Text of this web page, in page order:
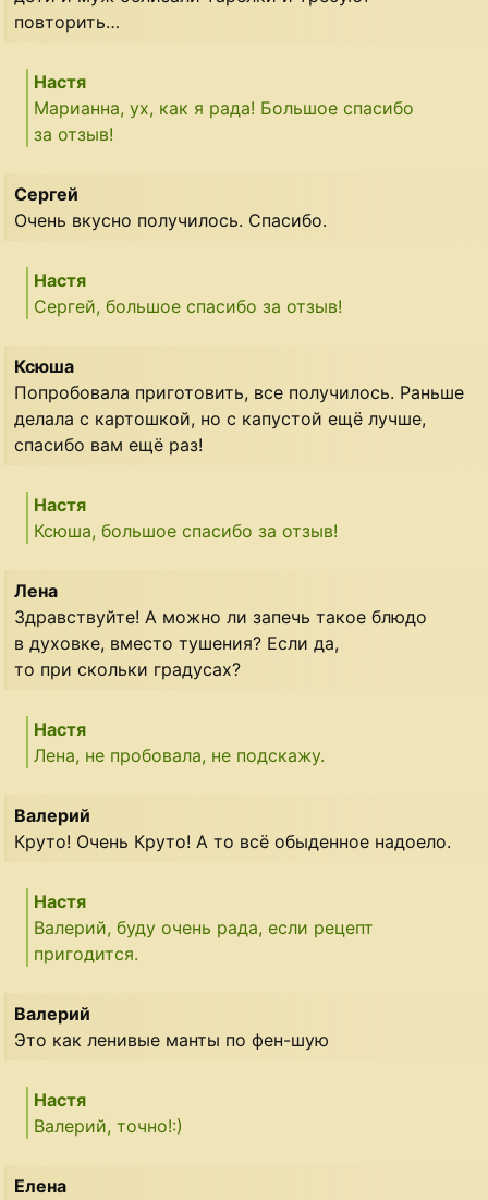
повторить…
Настя
Марианна, ух, как я рада! Большое спасибо
за отзыв!
Сергей
Очень вкусно получилось. Спасибо.
Настя
Сергей, большое спасибо за отзыв!
Ксюша
Попробовала приготовить, все получилось. Раньше
делала с картошкой, но с капустой ещё лучше,
спасибо вам ещё раз!
Настя
Ксюша, большое спасибо за отзыв!
Лена
Здравствуйте! А можно ли запечь такое блюдо
в духовке, вместо тушения? Если да,
то при скольки градусах?
Настя
Лена, не пробовала, не подскажу.
Валерий
Круто! Очень Круто! А то всё обыденное надоело.
Настя
Валерий, буду очень рада, если рецепт
пригодится.
Валерий
Это как ленивые манты по фен-шую
Настя
Валерий, точно!:)
Елена